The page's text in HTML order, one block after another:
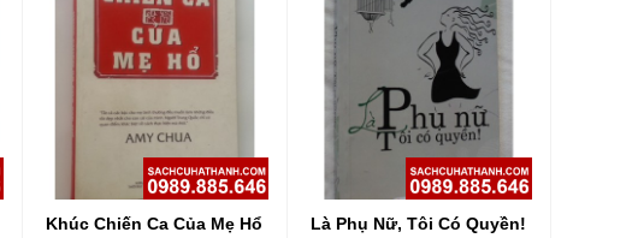
Khúc Chiến Ca Của Mẹ Hổ Là Phụ Nữ, Tôi Có Quyền!